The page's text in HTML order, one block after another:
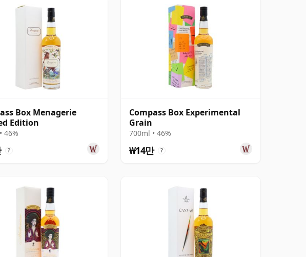
Box Menagerie
Edition
46%
?
Compass Box Experimental
Grain
700ml • 46%
₩14만 ?